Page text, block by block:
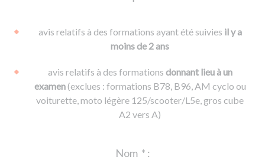
avis relatifs à des formations ayant été suivies il y a
moins de 2 ans
avis relatifs à des formations donnant lieu à un
examen(exclues : formations B78, B96, AM cyclo ou
voiturette, moto légère 125/scooter/L5e, gros cube
A2 vers A)
* :